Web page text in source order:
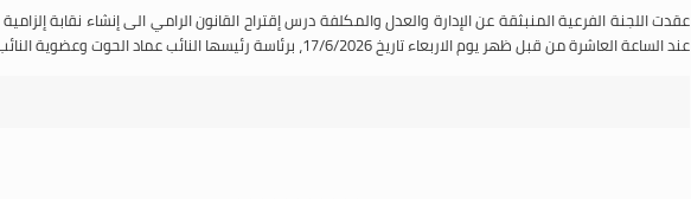
عقدت اللجنة الفرعية المنبثقة عن الإدارة والعدل والمكلفة درس إقتراح القانون الرامي الى إنشاء نقابة
عند الساعة العاشرة من قبل ظهر يوم الاربعاء تاريخ 17/6/2026، برئاسة رئيسها النائب عماد الحوت وعضوية النائب بلال عبدالله.